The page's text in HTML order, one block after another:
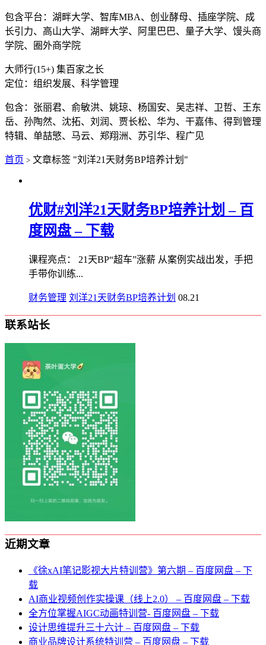
包含平台：湖畔大学、智库MBA、创业酵母、插座学院、成
长引力、高山大学、湖畔大学、阿里巴巴、量子大学、馒头商
学院、圈外商学院
大师行(15+) 集百家之长
定位：组织发展、科学管理
包含：张丽君、俞敏洪、姚琼、杨国安、吴志祥、卫哲、王东
岳、孙陶然、沈拓、刘润、贾长松、华为、干嘉伟、得到管理
特辑、单喆慜、马云、郑翔洲、苏引华、程广见
首页 > 文章标签 "刘洋21天财务BP培养计划"
优财#刘洋21天财务BP培养计划 – 百
度网盘 – 下载
课程亮点： 21天BP“超车”涨薪 从案例实战出发，手把
手带你训练...
财务管理 刘洋21天财务BP培养计划 08.21
联系站长
近期文章
《徐xAI笔记影视大片特训营》第六期 – 百度网盘 – 下
载
AI商业视频创作实操课（线上2.0） – 百度网盘 – 下载
全方位掌握AIGC动画特训营- 百度网盘 – 下载
设计思维提升三十六计 – 百度网盘 – 下载
商业品牌设计系统特训营 – 百度网盘 – 下载